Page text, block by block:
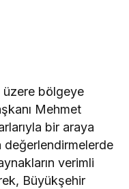
üzere bölgeye
Mehmet
bir araya
değerlendirmelerde
verimli
Büyükşehir